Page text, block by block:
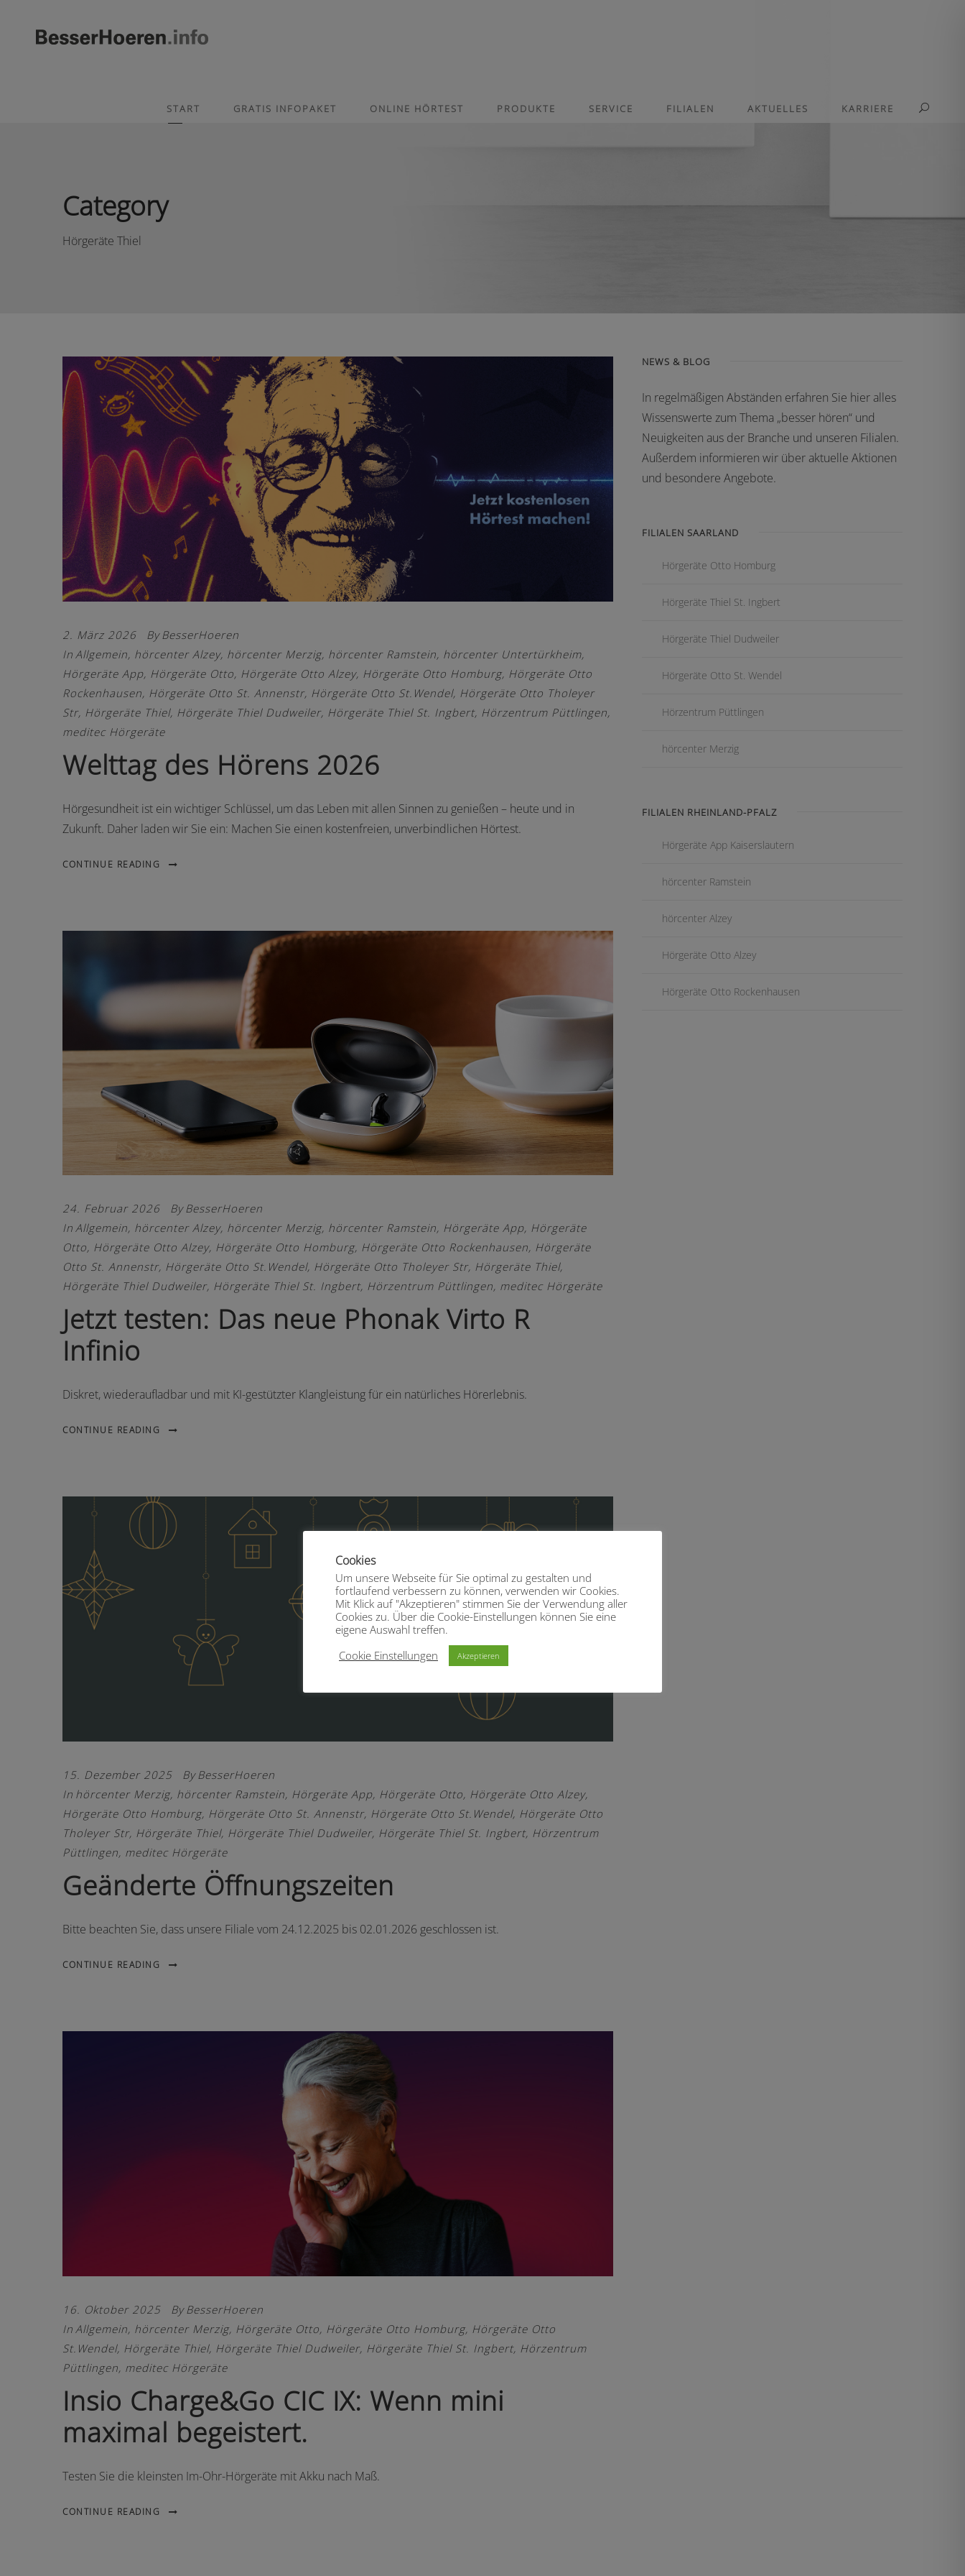
START GRATIS INFOPAKET ONLINE HÖRTEST PRODUKTE SERVICE FILIALEN AKTUELLES KARRIERE
Category
Hörgeräte Thiel
2. März 2026 By BesserHoeren
In Allgemein, hörcenter Alzey, hörcenter Merzig, hörcenter Ramstein, hörcenter Untertürkheim,
Hörgeräte App, Hörgeräte Otto, Hörgeräte Otto Alzey, Hörgeräte Otto Homburg, Hörgeräte Otto
Rockenhausen, Hörgeräte Otto St. Annenstr, Hörgeräte Otto St.Wendel, Hörgeräte Otto Tholeyer
Str, Hörgeräte Thiel, Hörgeräte Thiel Dudweiler, Hörgeräte Thiel St. Ingbert, Hörzentrum Püttlingen,
meditec Hörgeräte
Welttag des Hörens 2026
Hörgesundheit ist ein wichtiger Schlüssel, um das Leben mit allen Sinnen zu genießen – heute und in
Zukunft. Daher laden wir Sie ein: Machen Sie einen kostenfreien, unverbindlichen Hörtest.
CONTINUE READING
24. Februar 2026 By BesserHoeren
In Allgemein, hörcenter Alzey, hörcenter Merzig, hörcenter Ramstein, Hörgeräte App, Hörgeräte
Otto, Hörgeräte Otto Alzey, Hörgeräte Otto Homburg, Hörgeräte Otto Rockenhausen, Hörgeräte
Otto St. Annenstr, Hörgeräte Otto St.Wendel, Hörgeräte Otto Tholeyer Str, Hörgeräte Thiel,
Hörgeräte Thiel Dudweiler, Hörgeräte Thiel St. Ingbert, Hörzentrum Püttlingen, meditec Hörgeräte
Jetzt testen: Das neue Phonak Virto R
Infinio
Diskret, wiederaufladbar und mit KI-gestützter Klangleistung für ein natürliches Hörerlebnis.
CONTINUE READING
15. Dezember 2025 By BesserHoeren
In hörcenter Merzig, hörcenter Ramstein, Hörgeräte App, Hörgeräte Otto, Hörgeräte Otto Alzey,
Hörgeräte Otto Homburg, Hörgeräte Otto St. Annenstr, Hörgeräte Otto St.Wendel, Hörgeräte Otto
Tholeyer Str, Hörgeräte Thiel, Hörgeräte Thiel Dudweiler, Hörgeräte Thiel St. Ingbert, Hörzentrum
Püttlingen, meditec Hörgeräte
Geänderte Öffnungszeiten
Bitte beachten Sie, dass unsere Filiale vom 24.12.2025 bis 02.01.2026 geschlossen ist.
CONTINUE READING
16. Oktober 2025 By BesserHoeren
In Allgemein, hörcenter Merzig, Hörgeräte Otto, Hörgeräte Otto Homburg, Hörgeräte Otto
St.Wendel, Hörgeräte Thiel, Hörgeräte Thiel Dudweiler, Hörgeräte Thiel St. Ingbert, Hörzentrum
Püttlingen, meditec Hörgeräte
Insio Charge&Go CIC IX: Wenn mini
maximal begeistert.
Testen Sie die kleinsten Im-Ohr-Hörgeräte mit Akku nach Maß.
CONTINUE READING
NEWS & BLOG
In regelmäßigen Abständen erfahren Sie hier alles
Wissenswerte zum Thema „besser hören“ und
Neuigkeiten aus der Branche und unseren Filialen.
Außerdem informieren wir über aktuelle Aktionen
und besondere Angebote.
FILIALEN SAARLAND
Hörgeräte Otto Homburg
Hörgeräte Thiel St. Ingbert
Hörgeräte Thiel Dudweiler
Hörgeräte Otto St. Wendel
Hörzentrum Püttlingen
hörcenter Merzig
FILIALEN RHEINLAND-PFALZ
Hörgeräte App Kaiserslautern
hörcenter Ramstein
hörcenter Alzey
Hörgeräte Otto Alzey
Hörgeräte Otto Rockenhausen
Cookies
Um unsere Webseite für Sie optimal zu gestalten und
fortlaufend verbessern zu können, verwenden wir Cookies.
Mit Klick auf "Akzeptieren" stimmen Sie der Verwendung aller
Cookies zu. Über die Cookie-Einstellungen können Sie eine
eigene Auswahl treffen.
Cookie Einstellungen
Akzeptieren